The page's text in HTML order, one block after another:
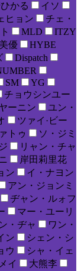
かる
イソ
ヒョン
チェ・
MLD
ITZY
優
HYBE
Dispatch
SM
YG
チョウシンユー
ーニン
ユン・
ツァイ·ビー
トゥ
ソ・ジミ
リャン・チャ
岸田莉里花
ン
イ・ナヨン
アン・ジョンミ
ヂャン・ルォフ
マー・ユーリ
・ヂャ
ワン・
ン
シェン・シ
ウ
シャ・イェ
メイ
大熊李